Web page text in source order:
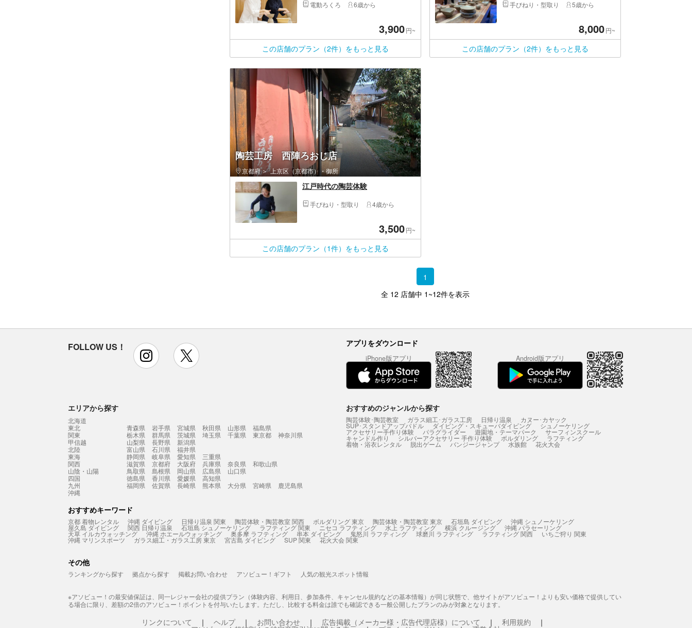
動ろくろ体験
電動ろくろ 6歳から
3,900円~
この店舗のプラン（2件）をもっと見る
してゆったり陶芸体験
手びねり・型取り 5歳から
8,000円~
この店舗のプラン（2件）をもっと見る
陶芸工房 西陣ろおじ店
京都府 上京区（京都市）・御所
江戸時代の陶芸体験
手びねり・型取り 4歳から
3,500円~
この店舗のプラン（1件）をもっと見る
1
全 12 店舗中 1~12件を表示
FOLLOW US！ instagram アプリをダウンロード
iPhone版アプリ Android版アプリ
エリアから探す
北海道
東北
青森県 岩手県 宮城県 秋田県 山形県
福島県
関東
栃木県 群馬県 茨城県 埼玉県 千葉県 東京都
神奈川県
甲信越
山梨県 長野県
新潟県
北陸
富山県 石川県
福井県
東海
静岡県 岐阜県 愛知県
三重県
関西
滋賀県 京都府 大阪府 兵庫県 奈良県
和歌山県
山陰・山陽
鳥取県 島根県 岡山県 広島県
山口県
四国
徳島県 香川県 愛媛県
高知県
九州
福岡県 佐賀県 長崎県 熊本県 大分県 宮崎県
鹿児島県
沖縄
おすすめのジャンルから探す
陶芸体験･陶芸教室 ガラス細工･ガラス工房 日帰り温泉 カヌー･カヤック
SUP･スタンドアップパドル ダイビング・スキューバダイビング シュノーケリング
アクセサリー手作り体験 パラグライダー 遊園地・テーマパーク サーフィンスクール
キャンドル作り シルバーアクセサリー 手作り体験 ボルダリング ラフティング
着物・浴衣レンタル 脱出ゲーム バンジージャンプ 水族館 花火大会
おすすめキーワード
京都 着物レンタル 沖縄 ダイビング 日帰り温泉 関東 陶芸体験・陶芸教室 関西 ボルダリング 東京 陶芸体験・陶芸教室 東京 石垣島 ダイビング 沖縄 シュノーケリング
屋久島 ダイビング 関西 日帰り温泉 石垣島 シュノーケリング ラフティング 関東 ニセコ ラフティング 水上 ラフティング 横浜 クルージング 沖縄 パラセーリング
天草 イルカウォッチング 沖縄 ホエールウォッチング 奥多摩 ラフティング 串本 ダイビング 鬼怒川 ラフティング 球磨川 ラフティング ラフティング 関西 いちご狩り 関東
沖縄 マリンスポーツ ガラス細工・ガラス工房 東京 宮古島 ダイビング SUP 関東 花火大会 関東
その他
ランキングから探す 拠点から探す 掲載お問い合わせ アソビュー！ギフト 人気の観光スポット情報
※アソビュー！の最安値保証は、同一レジャー会社の提供プラン（体験内容、利用日、参加条件、キャンセル規約などの基本情報）が同じ状態で、他サイトがアソビュー！よりも安い価格で提供してい
る場合に限り、差額の2倍のアソビュー！ポイントを付与いたします。ただし、比較する料金は誰でも確認できる一般公開したプランのみが対象となります。
リンクについて ヘルプ お問い合わせ 広告掲載（メーカー様・広告代理店様）について 利用規約